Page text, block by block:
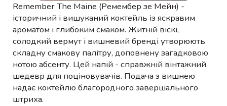
Remember The Maine (Ремембер зе Мейн) -
історичний і вишуканий коктейль із яскравим
ароматом і глибоким смаком. Житній віскі,
солодкий вермут і вишневий бренді утворюють
складну смакову палітру, доповнену загадковою
нотою абсенту. Цей напій - справжній вінтажний
шедевр для поціновувачів. Подача з вишнею
надає коктейлю благородного завершального
штриха.